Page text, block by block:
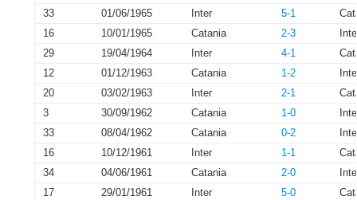
33
01/06/1965 Inter 5-1
16
10/01/1965 Catania 2-3
29
19/04/1964 Inter 4-1
12
01/12/1963 Catania 1-2
20
03/02/1963 Inter 2-1
3
30/09/1962 Catania 1-0
33
08/04/1962 Catania 0-2
16
10/12/1961 Inter 1-1
34
04/06/1961 Catania 2-0
17
29/01/1961 Inter 5-0